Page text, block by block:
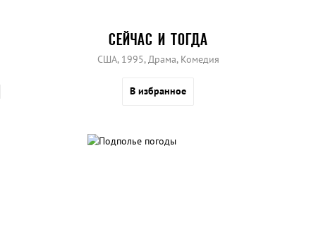
СЕЙЧАС И ТОГДА
США, 1995, Драма, Комедия
В избранное